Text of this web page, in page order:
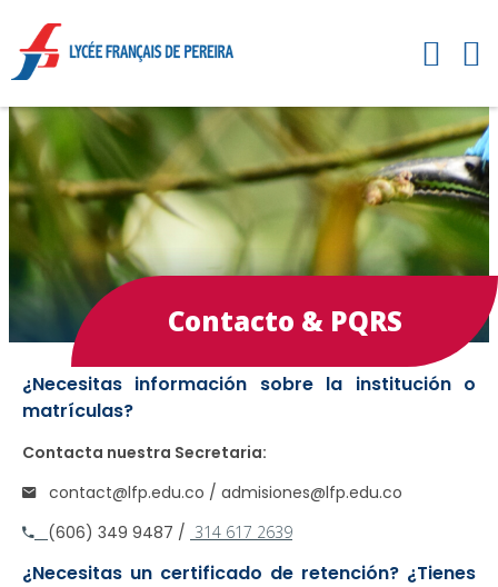
Contacto & PQRS
¿Necesitas información sobre la institución o
matrículas?
Contacta nuestra Secretaria:
contact@lfp.edu.co / admisiones@lfp.edu.co
(606) 349 9487 / 314 617 2639
¿Necesitas un certificado de retención? ¿Tienes